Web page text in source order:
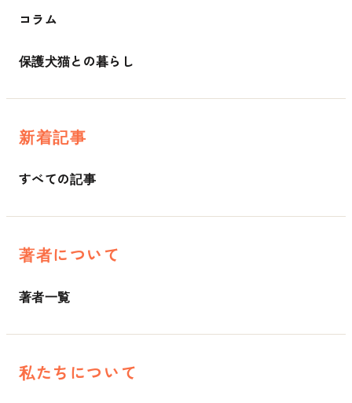
コラム
保護犬猫との暮らし
新着記事
すべての記事
著者について
著者一覧
私たちについて